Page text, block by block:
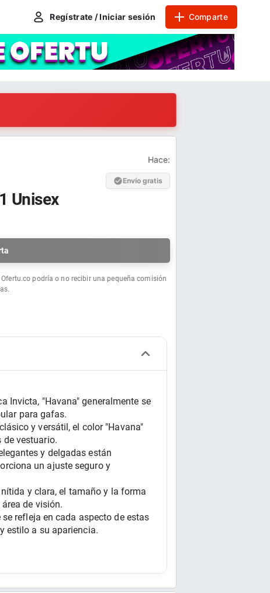
Regístrate / Iniciar sesión Comparte
Hace:
Envío gratis
Unisex
podría o no recibir una pequeña comisión
Invicta, "Havana" generalmente se
para gafas.
y versátil, el color "Havana"
vestuario.
y delgadas están
un ajuste seguro y
y clara, el tamaño y la forma
de visión.
refleja en cada aspecto de estas
estilo a su apariencia.